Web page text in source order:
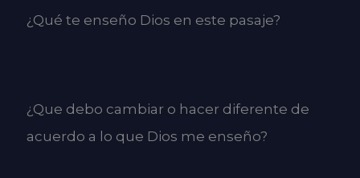
¿Qué te enseño Dios en este pasaje?
¿Que debo cambiar o hacer diferente de
acuerdo a lo que Dios me enseño?